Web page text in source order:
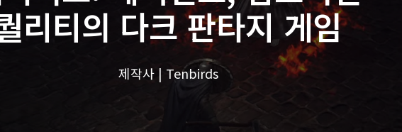
- U Day Seoul: Industry 2025
- U Day Seoul: Game
리티의 다크 판타지 게임
제작사 | Tenbirds